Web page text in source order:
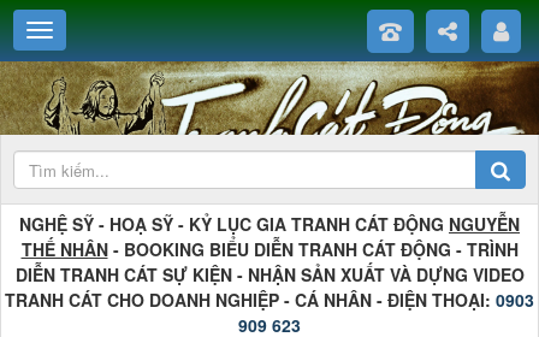
NGHỆ SỸ - HOẠ SỸ - KỶ LỤC GIA TRANH CÁT ĐỘNG NGUYỄN
THẾ NHÂN- BOOKING BIỂU DIỄN TRANH CÁT ĐỘNG - TRÌNH
DIỄN TRANH CÁT SỰ KIỆN - NHẬN SẢN XUẤT VÀ DỰNG VIDEO
TRANH CÁT CHO DOANH NGHIỆP - CÁ NHÂN - ĐIỆN THOẠI: 0903
909 623